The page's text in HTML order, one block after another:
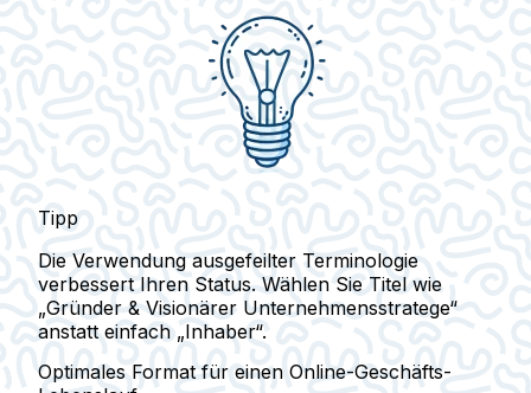
Tipp
Die Verwendung ausgefeilter Terminologie
verbessert Ihren Status. Wählen Sie Titel wie
„Gründer & Visionärer Unternehmensstratege“
anstatt einfach „Inhaber“.
Optimales Format für einen Online-Geschäfts-